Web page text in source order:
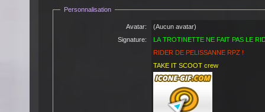
Personnalisation
Avatar:
(Aucun avatar)
Signature:
LA TROTINETTE NE FAIT PAS LE
RIDER DE PELISSANNE RPZ !
TAKE IT SCOOT crew